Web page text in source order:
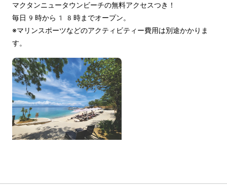
マクタンニュータウンビーチの無料アクセスつき！
毎日9時から18時までオープン。
※マリンスポーツなどのアクティビティー費用は別途かかりま
す。